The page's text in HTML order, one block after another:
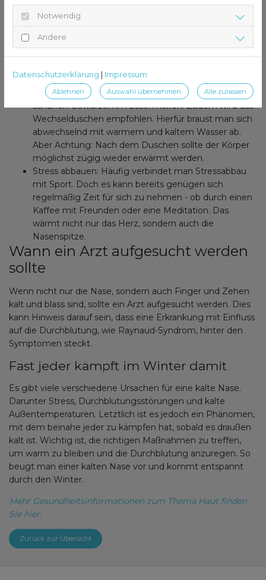
Zurück zur Übersicht
beachtet, kann gut gegen das Frieren ankämpfen.
Wärmen: Wenn es draußen so richtig kalt ist, ist es
von Vorteil, sich gemäß dem Zwiebelprinzip
Durchblutung fördern: Um die Durchblutung
anzuregen, können Sport und der Verzehr von
scharfen Gewürzen im Essen helfen. Zudem wird das
Wechselduschen empfohlen. Hierfür braust man sich
abwechselnd mit warmem und kaltem Wasser ab.
Aber Achtung: Nach dem Duschen sollte der Körper
möglichst zügig wieder erwärmt werden.
Stress abbauen: Häufig verbindet man Stressabbau
mit Sport. Doch es kann bereits genügen sich
regelmäßig Zeit für sich zu nehmen - ob durch einen
Kaffee mit Freunden oder eine Meditation. Das
wärmt nicht nur das Herz, sondern auch die
Nasenspitze.
Wann ein Arzt aufgesucht werden
sollte
Wenn nicht nur die Nase, sondern auch Finger und Zehen
kalt und blass sind, sollte ein Arzt aufgesucht werden. Dies
kann Hinweis darauf sein, dass eine Erkrankung mit Einfluss
auf die Durchblutung, wie Raynaud-Syndrom, hinter den
Symptomen steckt.
Fast jeder kämpft im Winter damit
Es gibt viele verschiedene Ursachen für eine kalte Nase.
Darunter Stress, Durchblutungsstörungen und kalte
Außentemperaturen. Letztlich ist es jedoch ein Phänomen,
mit dem beinahe jeder zu kämpfen hat, sobald es draußen
kalt ist. Wichtig ist, die richtigen Maßnahmen zu treffen,
um warm zu bleiben und die Durchblutung anzuregen. So
beugt man einer kalten Nase vor und kommt entspannt
durch den Winter.
Mehr Gesundheitsinformationen zum Thema Haut finden
Sie hier.
Notwendig
Andere
Datenschutzerklärung | Impressum
Ablehnen Auswahl übernehmen Alle zulassen